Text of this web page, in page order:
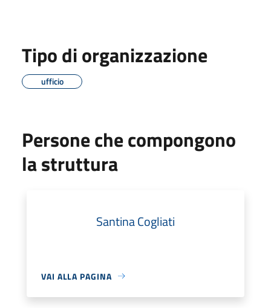
Tipo di organizzazione
ufficio
Persone che compongono
la struttura
Santina Cogliati
VAI ALLA PAGINA